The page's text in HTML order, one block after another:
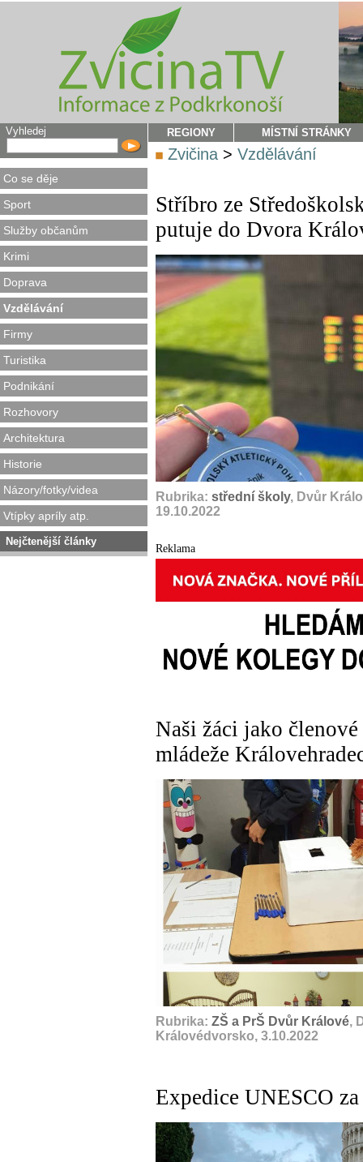
Vyhledej
Co se děje
Sport
Služby občanům
Krimi
Doprava
Vzdělávání
Firmy
Turistika
Podnikání
Rozhovory
Architektura
Historie
Názory/fotky/videa
Vtípky apríly atp.
Nejčtenější články
REGIONY MÍSTNÍ STRÁNKY
Zvičina > Vzdělávání
Stříbro ze
putuje do Dvora
Rubrika: střední školy, Dvůr
19.10.2022
Reklama
Naši žáci jako
mládeže
Rubrika: ZŠ a PrŠ Dvůr Králové,
Královédvorsko, 3.10.2022
Expedice UNESCO